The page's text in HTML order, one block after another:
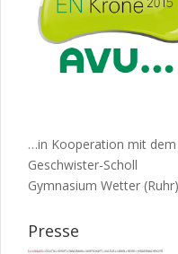
…in Kooperation mit dem
Geschwister-Scholl
Gymnasium Wetter (Ruhr)
Presse